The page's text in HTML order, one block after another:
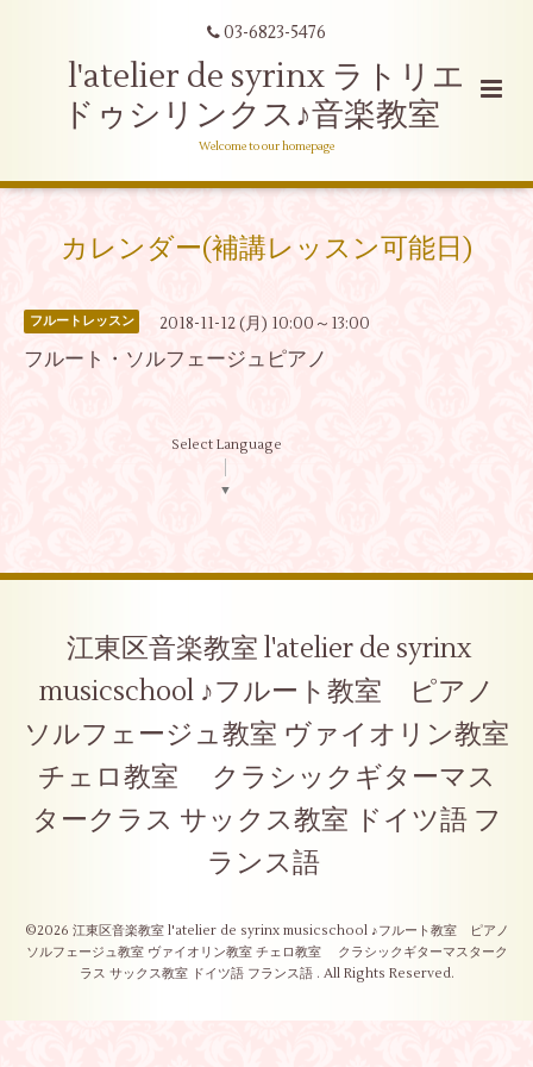
03-6823-5476
l'atelier de syrinx ラトリエ
ドゥシリンクス♪音楽教室
Welcome to our homepage
カレンダー(補講レッスン可能日)
フルートレッスン 2018-11-12 (月) 10:00～13:00
フルート・ソルフェージュピアノ
Select Language
▼
江東区音楽教室 l'atelier de syrinx
musicschool ♪フルート教室 ピアノ
ソルフェージュ教室 ヴァイオリン教室
チェロ教室 クラシックギターマス
タークラス サックス教室 ドイツ語 フ
ランス語
©2026 江東区音楽教室 l'atelier de syrinx musicschool ♪フルート教室 ピアノ
ソルフェージュ教室 ヴァイオリン教室 チェロ教室 クラシックギターマスターク
ラス サックス教室 ドイツ語 フランス語 . All Rights Reserved.